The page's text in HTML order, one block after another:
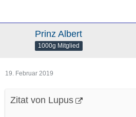
Prinz Albert
1000g Mitglied
19. Februar 2019
Zitat von Lupus